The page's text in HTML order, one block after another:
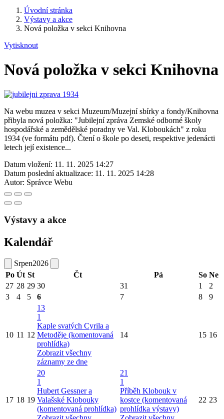
Úvodní stránka
Výstavy a akce
Nová položka v sekci Knihovna
Vytisknout
Nová položka v sekci Knihovna
Na webu muzea v sekci Muzeum/Muzejní sbírky a fondy/Knihovna
přibyla nová položka: "Jubilejní zpráva Zemské odborné školy
hospodářské a zemědělské poradny ve Val. Kloboukách" z roku
1934 (ve formátu pdf). Čtení o škole po deseti, respektive jedenácti
letech její existence...
Datum vložení: 11. 11. 2025 14:27
Datum poslední aktualizace: 11. 11. 2025 14:28
Autor: Správce Webu
Výstavy a akce
Kalendář
Srpen2026
Po Út St Čt Pá So Ne
27 28 29 30 31 1
2
3
4 5 6 7 8 9
10 11 12
13
1
Kaple svatých Cyrila a
Metoděje (komentovaná
prohlídka)
Zobrazit všechny
záznamy ze dne
14 15 16
17 18 19
20
1
Hubert Gessner a
Valašské Klobouky
(komentovaná prohlídka)
21
1
Příběh Klobouk v
kostce (komentovaná
prohlídka výstavy)
22 23